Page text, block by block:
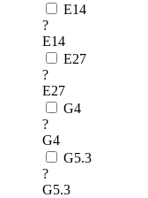
E14
?
E14
E27
?
E27
G4
?
G4
G5.3
?
G5.3